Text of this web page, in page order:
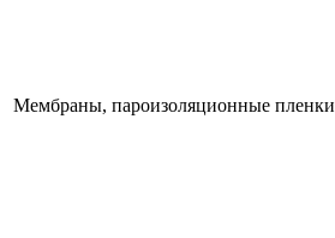
Мембраны, пароизоляционные пленки